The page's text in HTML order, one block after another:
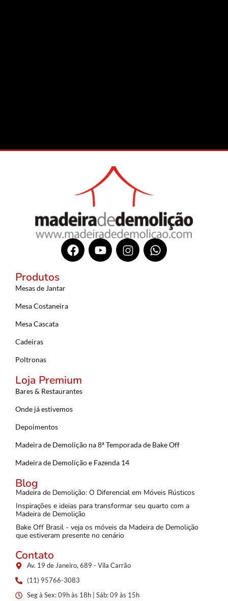
Produtos
Mesas de Jantar
Mesa Costaneira
Mesa Cascata
Cadeiras
Poltronas
Loja Premium
Bares & Restaurantes
Onde já estivemos
Depoimentos
Madeira de Demolição na 8ª Temporada de Bake Off
Madeira de Demolição e Fazenda 14
Blog
Madeira de Demolição: O Diferencial em Móveis Rústicos
Inspirações e ideias para transformar seu quarto com a
Madeira de Demolição
Bake Off Brasil - veja os móveis da Madeira de Demolição
que estiveram presente no cenário
Contato
Av. 19 de Janeiro, 689 - Vila Carrão
(11) 95766-3083
Seg à Sex: 09h às 18h | Sáb: 09 às 15h